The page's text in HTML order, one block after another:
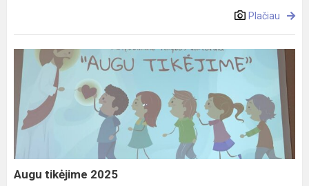
Plačiau
Augu
tikėjime
2025
Augu tikėjime 2025